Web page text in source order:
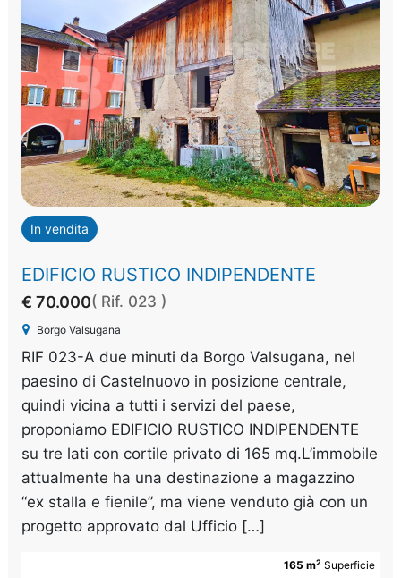
In vendita
EDIFICIO RUSTICO INDIPENDENTE
€ 70.000( Rif. 023 )
Borgo Valsugana
RIF 023-A due minuti da Borgo Valsugana, nel
paesino di Castelnuovo in posizione centrale,
quindi vicina a tutti i servizi del paese,
proponiamo EDIFICIO RUSTICO INDIPENDENTE
su tre lati con cortile privato di 165 mq.L’immobile
attualmente ha una destinazione a magazzino
“ex stalla e fienile”, ma viene venduto già con un
progetto approvato dal Ufficio […]
165 m2 Superficie